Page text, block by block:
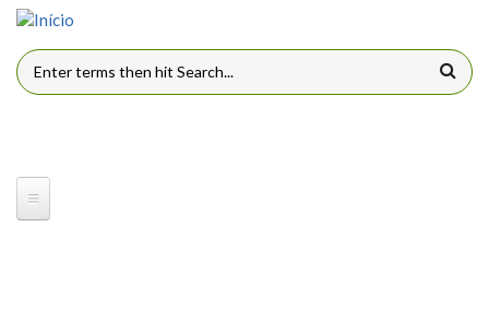
Pular para o conteúdo principal
FORMULÁRIO DE BUSCA